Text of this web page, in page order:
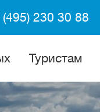
(495) 230 30 88
Туристам